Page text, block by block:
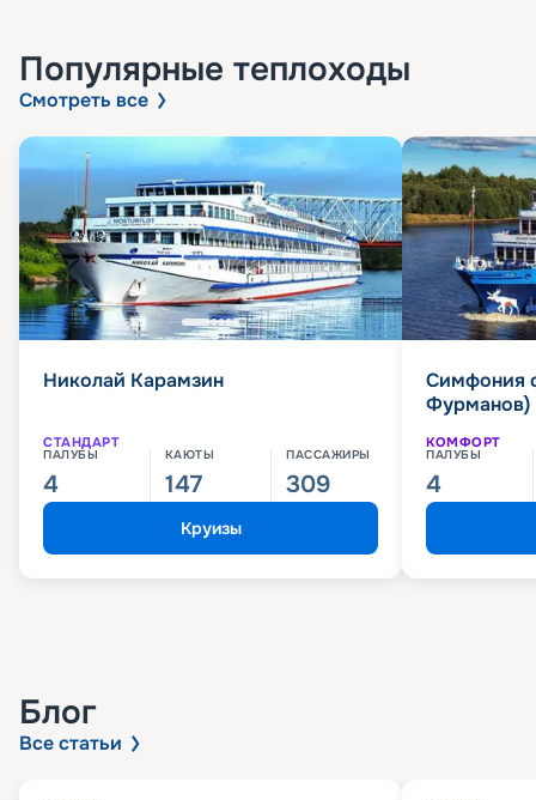
Популярные теплоходы
Смотреть все
Николай Карамзин
СТАНДАРТ
ПАЛУБЫ
4
КАЮТЫ
147
ПАССАЖИРЫ
309
Круизы
Симфония
Фурманов)
КОМФОРТ
ПАЛУБЫ
4
Блог
Все статьи